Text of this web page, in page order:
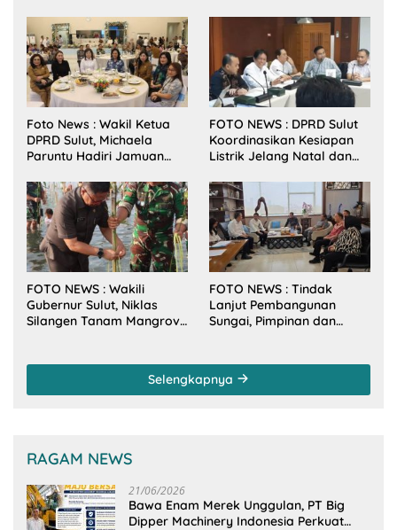
Foto News : Wakil Ketua
DPRD Sulut, Michaela
Paruntu Hadiri Jamuan
Sulut Bersama Wamenkes
RI
FOTO NEWS : DPRD Sulut
Koordinasikan Kesiapan
Listrik Jelang Natal dan
FOTO NEWS : Wakili
Gubernur Sulut, Niklas
Silangen Tanam Mangrove
FOTO NEWS : Tindak
Lanjut Pembangunan
Sungai, Pimpinan dan
Kementerian PU-RI
Selengkapnya
RAGAM NEWS
21/06/2026
Bawa Enam Merek Unggulan, PT Big
Dipper Machinery Indonesia Perkuat